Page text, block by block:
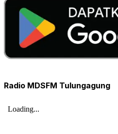
Radio MDSFM Tulungagung